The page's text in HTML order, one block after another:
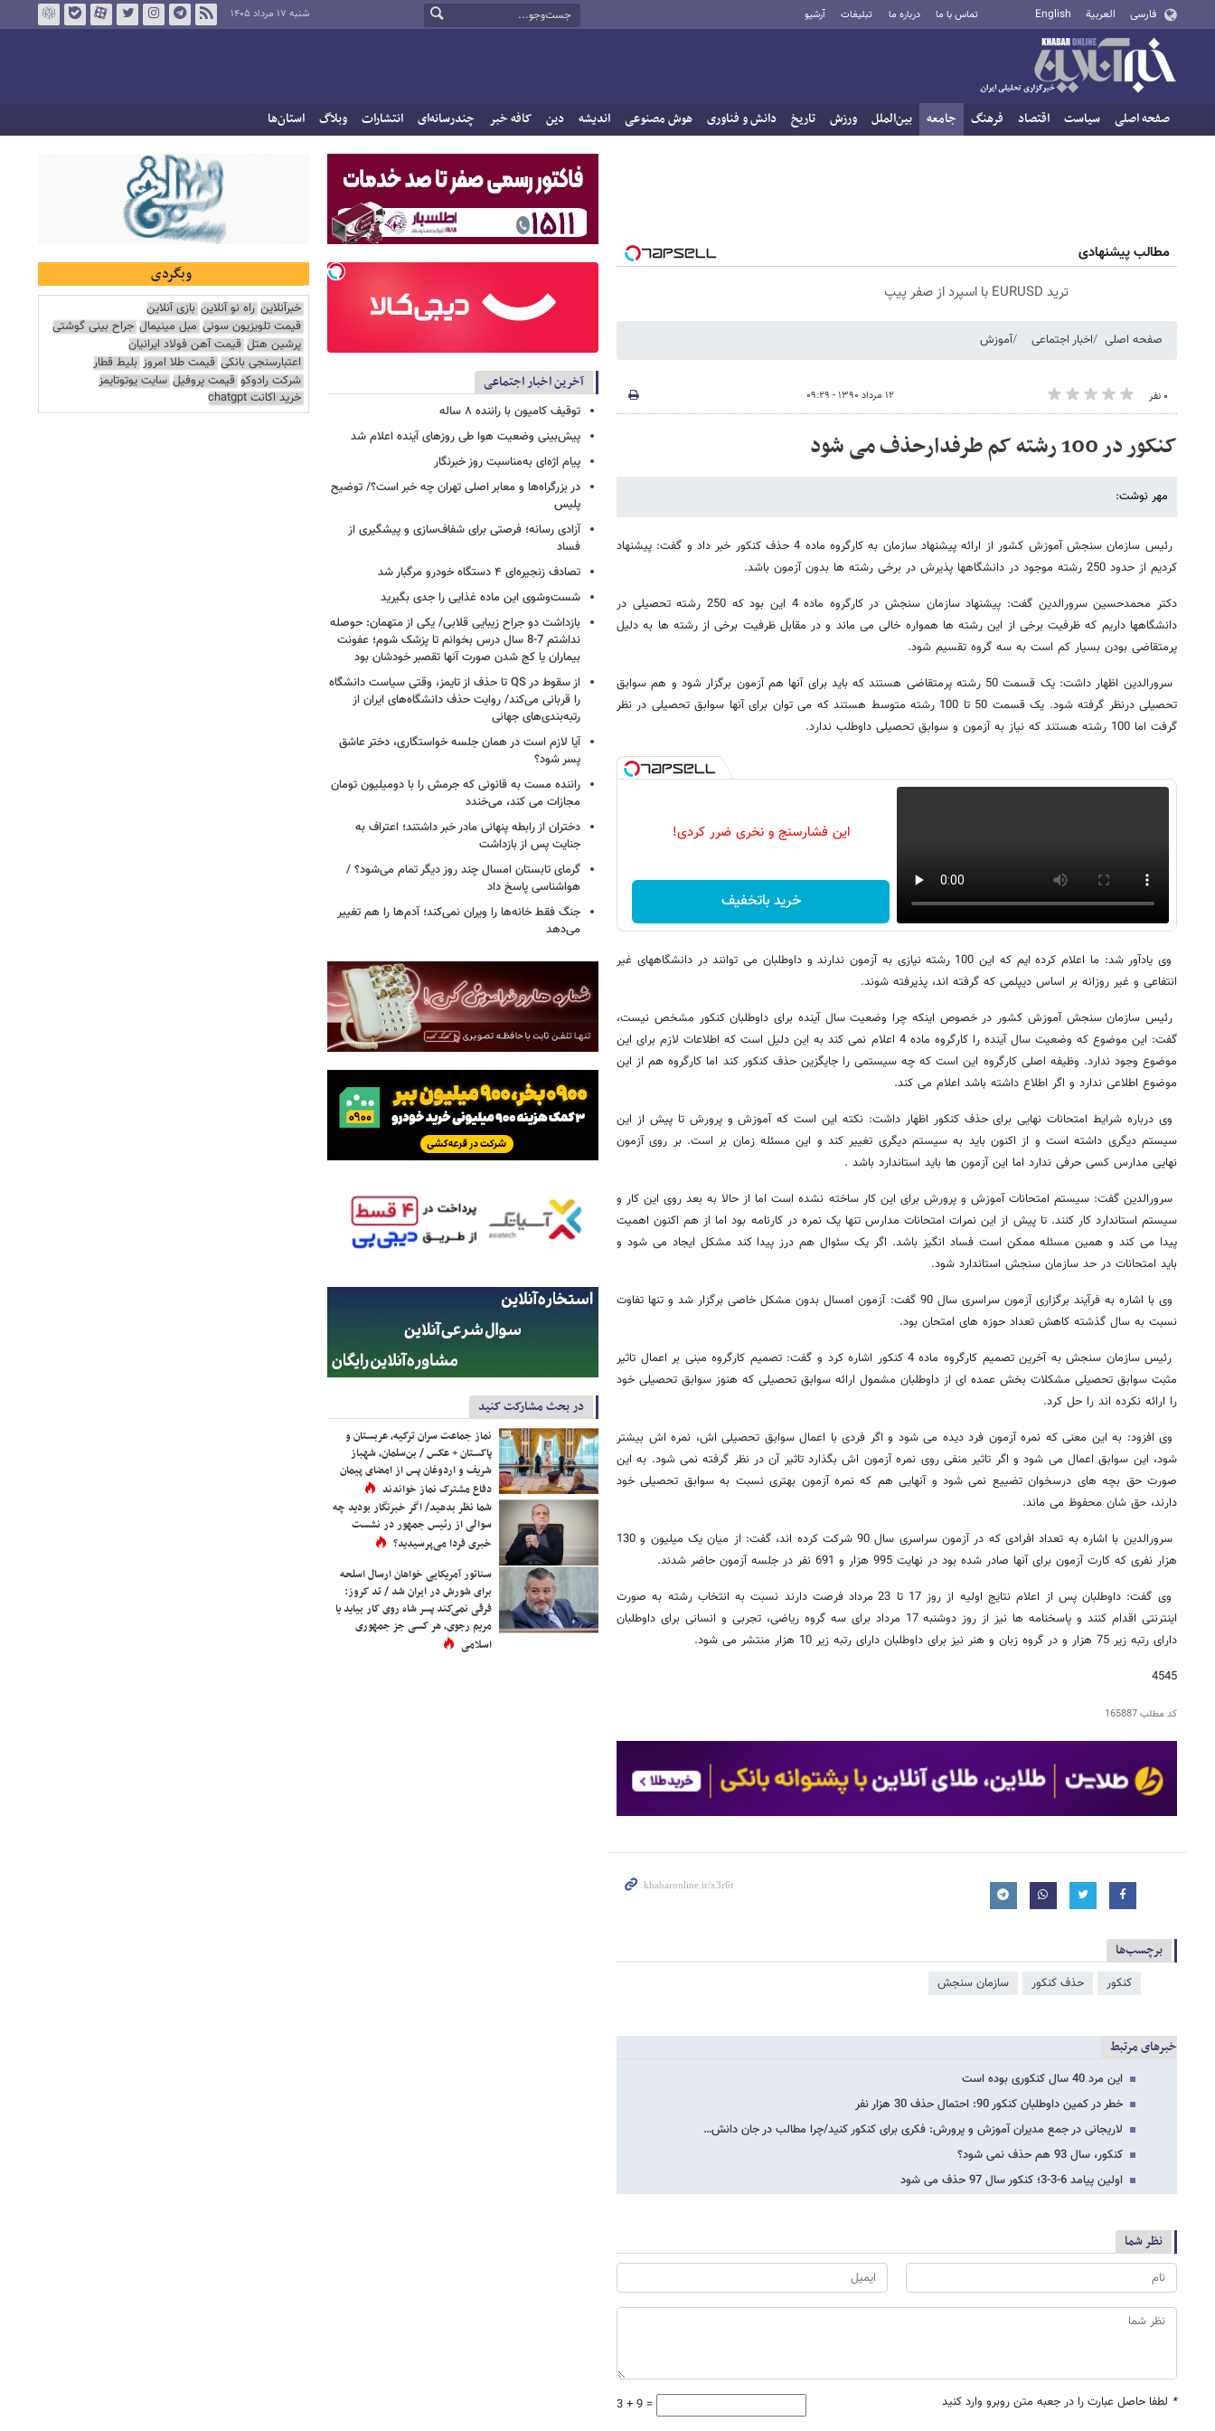
فارسی العربية English تماس با ما درباره ما تبلیغات آرشیو شنبه ۱۷ مرداد ۱۴۰۵
صفحه اصلی سیاست اقتصاد فرهنگ جامعه بین‌الملل ورزش تاریخ دانش و فناوری هوش مصنوعی اندیشه دین کافه خبر چندرسانه‌ای انتشارات وبلاگ استان‌ها
مطالب پیشنهادی
ترید EURUSD با اسپرد از صفر پیپ
صفحه اصلی اخبار اجتماعی آموزش
۰ نفر ۱۲ مرداد ۱۳۹۰ - ۰۹:۲۹
کنکور در 100 رشته کم طرفدارحذف می شود
مهر نوشت:
رئیس سازمان سنجش آموزش کشور از ارائه پیشنهاد سازمان به کارگروه ماده 4 حذف کنکور خبر داد و گفت: پیشنهاد
کردیم از حدود 250 رشته موجود در دانشگاهها پذیرش در برخی رشته ها بدون آزمون باشد.
دکتر محمدحسین سرورالدین گفت: پیشنهاد سازمان سنجش در کارگروه ماده 4 این بود که 250 رشته تحصیلی در
دانشگاهها داریم که ظرفیت برخی از این رشته ها همواره خالی می ماند و در مقابل ظرفیت برخی از رشته ها به دلیل
پرمتقاضی بودن بسیار کم است به سه گروه تقسیم شود.
سرورالدین اظهار داشت: یک قسمت 50 رشته پرمتقاضی هستند که باید برای آنها هم آزمون برگزار شود و هم سوابق
تحصیلی درنظر گرفته شود. یک قسمت 50 تا 100 رشته متوسط هستند که می توان برای آنها سوابق تحصیلی در نظر
گرفت اما 100 رشته هستند که نیاز به آزمون و سوابق تحصیلی داوطلب ندارد.
این فشارسنج و نخری ضرر کردی!
خرید باتخفیف
وی یادآور شد: ما اعلام کرده ایم که این 100 رشته نیازی به آزمون ندارند و داوطلبان می توانند در دانشگاههای غیر
انتفاعی و غیر روزانه بر اساس دیپلمی که گرفته اند، پذیرفته شوند.
رئیس سازمان سنجش آموزش کشور در خصوص اینکه چرا وضعیت سال آینده برای داوطلبان کنکور مشخص نیست،
گفت: این موضوع که وضعیت سال آینده را کارگروه ماده 4 اعلام نمی کند به این دلیل است که اطلاعات لازم برای این
موضوع وجود ندارد. وظیفه اصلی کارگروه این است که چه سیستمی را جایگزین حذف کنکور کند اما کارگروه هم از این
موضوع اطلاعی ندارد و اگر اطلاع داشته باشد اعلام می کند.
وی درباره شرایط امتحانات نهایی برای حذف کنکور اظهار داشت: نکته این است که آموزش و پرورش تا پیش از این
سیستم دیگری داشته است و از اکنون باید به سیستم دیگری تغییر کند و این مسئله زمان بر است. بر روی آزمون
نهایی مدارس کسی حرفی ندارد اما این آزمون ها باید استاندارد باشد .
سرورالدین گفت: سیستم امتحانات آموزش و پرورش برای این کار ساخته نشده است اما از حالا به بعد روی این کار و
سیستم استاندارد کار کنند. تا پیش از این نمرات امتحانات مدارس تنها یک نمره در کارنامه بود اما از هم اکنون اهمیت
پیدا می کند و همین مسئله ممکن است فساد انگیز باشد. اگر یک سئوال هم درز پیدا کند مشکل ایجاد می شود و
باید امتحانات در حد سازمان سنجش استاندارد شود.
وی با اشاره به فرآیند برگزاری آزمون سراسری سال 90 گفت: آزمون امسال بدون مشکل خاصی برگزار شد و تنها تفاوت
نسبت به سال گذشته کاهش تعداد حوزه های امتحان بود.
رئیس سازمان سنجش به آخرین تصمیم کارگروه ماده 4 کنکور اشاره کرد و گفت: تصمیم کارگروه مبنی بر اعمال تاثیر
مثبت سوابق تحصیلی مشکلات بخش عمده ای از داوطلبان مشمول ارائه سوابق تحصیلی که هنوز سوابق تحصیلی خود
را ارائه نکرده اند را حل کرد.
وی افزود: به این معنی که نمره آزمون فرد دیده می شود و اگر فردی با اعمال سوابق تحصیلی اش، نمره اش بیشتر
شود، این سوابق اعمال می شود و اگر تاثیر منفی روی نمره آزمون اش بگذارد تاثیر آن در نظر گرفته نمی شود. به این
صورت حق بچه های درسخوان تضییع نمی شود و آنهایی هم که نمره آزمون بهتری نسبت به سوابق تحصیلی خود
دارند، حق شان محفوظ می ماند.
سرورالدین با اشاره به تعداد افرادی که در آزمون سراسری سال 90 شرکت کرده اند، گفت: از میان یک میلیون و 130
هزار نفری که کارت آزمون برای آنها صادر شده بود در نهایت 995 هزار و 691 نفر در جلسه آزمون حاضر شدند.
وی گفت: داوطلبان پس از اعلام نتایج اولیه از روز 17 تا 23 مرداد فرصت دارند نسبت به انتخاب رشته به صورت
اینترنتی اقدام کنند و پاسخنامه ها نیز از روز دوشنبه 17 مرداد برای سه گروه ریاضی، تجربی و انسانی برای داوطلبان
دارای رتبه زیر 75 هزار و در گروه زبان و هنر نیز برای داوطلبان دارای رتبه زیر 10 هزار منتشر می شود.
4545
کد مطلب165887
برچسب‌ها
کنکور حذف کنکور سازمان سنجش
خبرهای مرتبط
این مرد 40 سال کنکوری بوده است
خطر در کمین داوطلبان کنکور 90: احتمال حذف 30 هزار نفر
لاریجانی در جمع مدیران آموزش و پرورش: فکری برای کنکور کنید/چرا مطالب در جان دانش…
کنکور، سال 93 هم حذف نمی شود؟
اولین پیامد 6-3-3؛ کنکور سال 97 حذف می شود
نظر شما
* لطفا حاصل عبارت را در جعبه متن روبرو وارد کنید 3 + 9 =
آخرین اخبار اجتماعی
توقیف کامیون با راننده ۸ ساله
پیش‌بینی وضعیت هوا طی روزهای آینده اعلام شد
پیام اژه‌ای به‌مناسبت روز خبرنگار
در بزرگراه‌ها و معابر اصلی تهران چه خبر است؟/ توضیح
پلیس
آزادی رسانه؛ فرصتی برای شفاف‌سازی و پیشگیری از
فساد
تصادف زنجیره‌ای ۴ دستگاه خودرو مرگبار شد
شست‌وشوی این ماده غذایی را جدی بگیرید
بازداشت دو جراح زیبایی قلابی/ یکی از متهمان: حوصله
نداشتم 7-8 سال درس بخوانم تا پزشک شوم؛ عفونت
بیماران یا کج شدن صورت آنها تقصبر خودشان بود
از سقوط در QS تا حذف از تایمز، وقتی سیاست دانشگاه
را قربانی می‌کند/ روایت حذف دانشگاه‌های ایران از
رتبه‌بندی‌های جهانی
آیا لازم است در همان جلسه خواستگاری، دختر عاشق
پسر شود؟
راننده مست به قانونی که جرمش را با دومیلیون تومان
مجازات می کند، می‌خندد
دختران از رابطه پنهانی مادر خبر داشتند؛ اعتراف به
جنایت پس از بازداشت
گرمای تابستان امسال چند روز دیگر تمام می‌شود؟ /
هواشناسی پاسخ داد
جنگ فقط خانه‌ها را ویران نمی‌کند؛ آدم‌ها را هم تغییر
می‌دهد
در بحث مشارکت کنید
نماز جماعت سران ترکیه، عربستان و
پاکستان + عکس / بن‌سلمان، شهباز
شریف و اردوغان پس از امضای پیمان
دفاع مشترک نماز خواندند
شما نظر بدهید/ اگر خبرنگار بودید چه
سوالی از رئیس جمهور در نشست
خبری فردا می‌پرسیدید؟
سناتور آمریکایی خواهان ارسال اسلحه
برای شورش در ایران شد / تد کروز:
فرقی نمی‌کند پسر شاه روی کار بیاید یا
مریم رجوی، هر کسی جز جمهوری
اسلامی
وبگردی
خبرآنلاین راه نو آنلاین بازی آنلاین
قیمت تلویزیون سونی مبل مینیمال جراح بینی گوشتی
پرشین هتل قیمت آهن فولاد ایرانیان
اعتبارسنجی بانکی قیمت طلا امروز بلیط قطار
شرکت رادوکو قیمت پروفیل سایت یوتوتایمز
خرید اکانت chatgpt